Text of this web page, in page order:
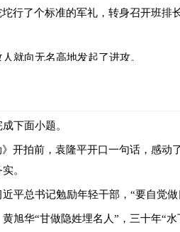
行了个标准的军礼，转身召开班
就向无名高地发起了进攻。
破衣烂衫的战士们在冰冷潮湿的
喜出望外，杜鸿运见蘑菇汤透着
地皮菜，我先尝尝有没有毒，没
锅打翻在地。
炸了。呛人的硝烟中，杜鸿运的
坨这才哼出声来。杜鸿运浑身火
棵松树树冠已被炸弹削掉，炸得稀
下面小题。
开拍前，袁隆平开口一句话，感
。
平总书记勉励年轻干部，“要自觉
旭华“甘做隐姓埋名人”，三十年